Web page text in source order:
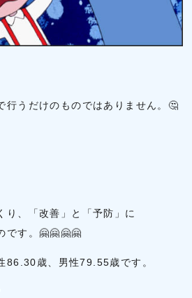
行うだけのものではありません。🤔
り、「改善」と「予防」に
です。🤗🤗🤗🤗
86.30歳、男性79.55歳です。